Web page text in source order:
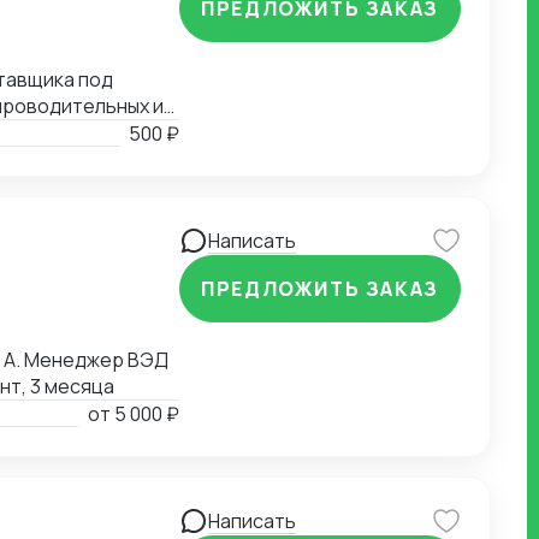
под
и
заканчивая 500 ₽
ПРЕДЛОЖИТЬ ЗАКАЗ
А. Менеджер ВЭД
3 месяца
от 5 000 ₽
Написать
ПРЕДЛОЖИТЬ ЗАКАЗ
Написать